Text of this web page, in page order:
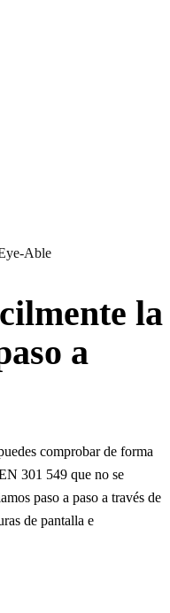
Able
la
a
comprobar de forma
301 549 que no se
paso a paso a través de
de pantalla e